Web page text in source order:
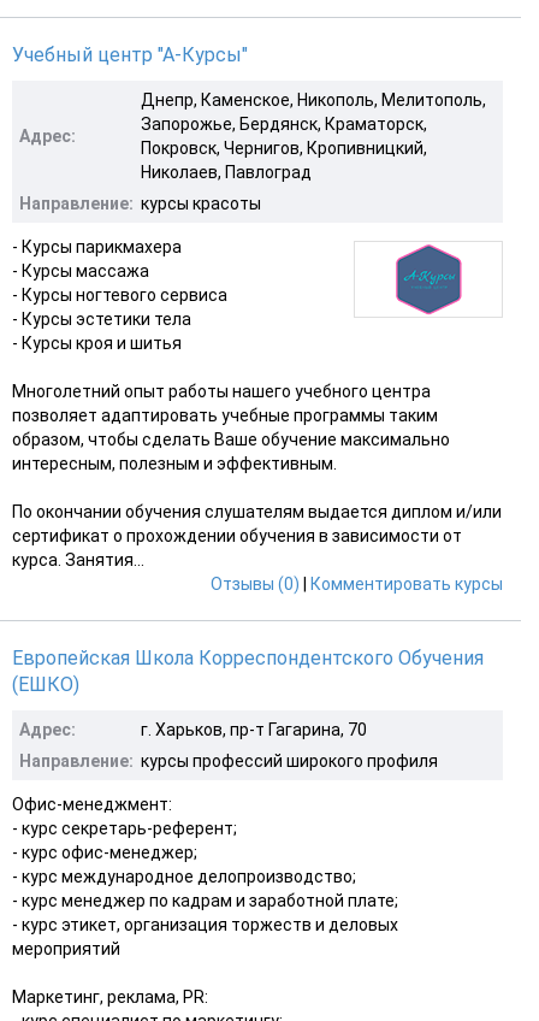
Учебный центр "А-Курсы"
Адрес:
Днепр, Каменское, Никополь, Мелитополь,
Запорожье, Бердянск, Краматорск,
Покровск, Чернигов, Кропивницкий,
Николаев, Павлоград
Направление: курсы красоты
- Курсы парикмахера
- Курсы массажа
- Курсы ногтевого сервиса
- Курсы эстетики тела
- Курсы кроя и шитья
Многолетний опыт работы нашего учебного центра
позволяет адаптировать учебные программы таким
образом, чтобы сделать Ваше обучение максимально
интересным, полезным и эффективным.
По окончании обучения слушателям выдается диплом и/или
сертификат о прохождении обучения в зависимости от
курса. Занятия...
Отзывы (0)
Комментировать курсы
Европейская Школа Корреспондентского Обучения
(ЕШКО)
Адрес:
г. Харьков, пр-т Гагарина, 70
Направление: курсы профессий широкого профиля
Офис-менеджмент:
- курс секретарь-референт;
- курс офис-менеджер;
- курс международное делопроизводство;
- курс менеджер по кадрам и заработной плате;
- курс этикет, организация торжеств и деловых
мероприятий
Маркетинг, реклама, РR: